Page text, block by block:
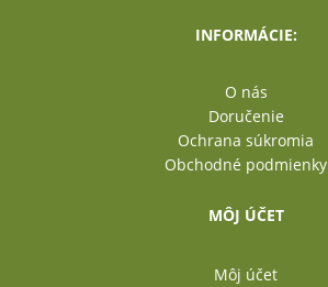
INFORMÁCIE:
O nás
Doručenie
Ochrana súkromia
Obchodné podmienky
MÔJ ÚČET
Môj účet